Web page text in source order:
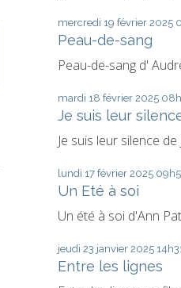
mercredi 19 février 2025
Peau-de-sang
Peau-de-sang d'
mardi 18 février 2025
Je suis leur
Je suis leur silence
lundi 17 février 2025
Un Eté à soi
Un été à soi d'Ann
jeudi 23 janvier 2025
Entre les lignes